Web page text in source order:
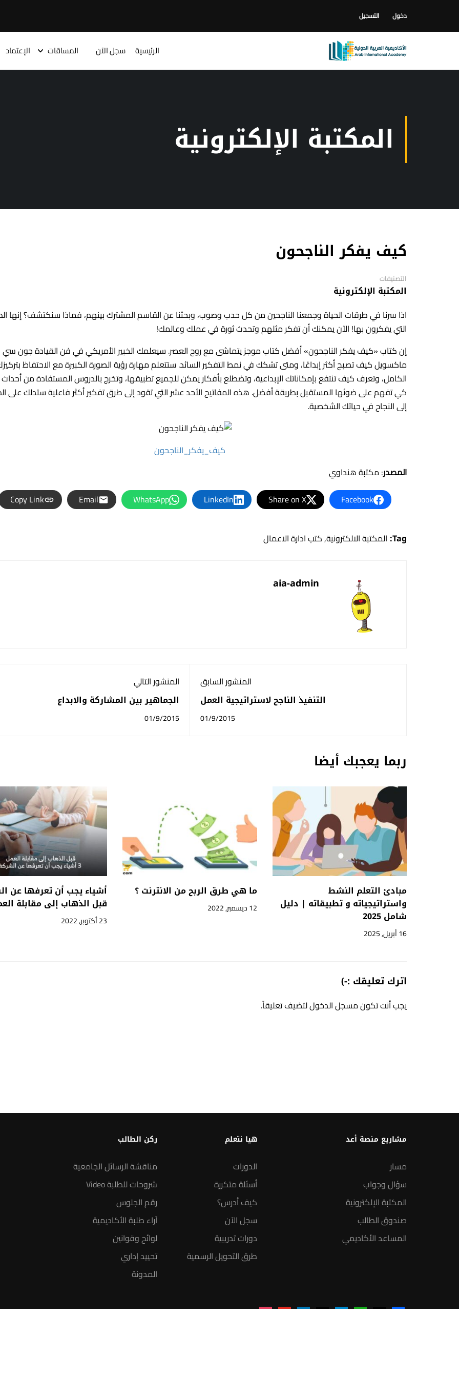
دخول التسجيل
الرئيسية سجل الآن المساقات الإعتماد
المكتبة الإلكترونية
كيف يفكر الناجحون
التصنيفات
المكتبة الإلكترونية
اذا سرنا في طرقات الحياة وجمعنا الناجحين من كل حدب وصوب، وبحثنا عن القاسم المشترك بينهم، فماذا سنكتشف؟ إنها
التي يفكرون بها! الآن يمكنك أن تفكر مثلهم وتحدث ثورة في عملك وعالمك!
إن كتاب «كيف يفكر الناجحون» أفضل كتاب موجز يتماشى مع روح العصر. سيعلمك الخبير الأمريكي في فن القيادة جون سي
ماكسويل كيف تصبح أكثر إبداعًا، ومتى تشكك في نمط التفكير السائد. ستتعلم مهارة رؤية الصورة الكبيرة مع الاحتفاظ
الكامل، وتعرف كيف تنتفع بإمكاناتك الإبداعية، وتضطلع بأفكار يمكن للجميع تطبيقها، وتخرج بالدروس المستفادة من
كي تفهم على ضوئها المستقبل بطريقة أفضل. هذه المفاتيح الأحد عشر التي تقود إلى طرق تفكير أكثر فاعلية ستدلك على
إلى النجاح في حياتك الشخصية.
كيف_يفكر_الناجحون
المصدر: مكتبة هنداوي
Facebook
Share on X
LinkedIn
WhatsApp
Email
Copy Link
Tag: المكتبة الالكترونية,كتب ادارة الاعمال
aia-admin
المنشور السابق
التنفيذ الناجح لاستراتيجية العمل
01/9/2015
المنشور التالي
الجماهير بين المشاركة والابداع
01/9/2015
ربما يعجبك أيضا
مبادئ التعلم النشط
واستراتيجياته و تطبيقاته | دليل
شامل 2025
16 أبريل, 2025
ما هي طرق الربح من الانترنت ؟
12 ديسمبر, 2022
أشياء يجب أن تعرفها عن
قبل الذهاب إلى مقابلة
23 أكتوبر, 2022
اترك تعليقك :-)
يجب أنت تكونمسجل الدخوللتضيف تعليقاً.
مشاريع منصة أعد
مسار
سؤال وجواب
المكتبة الإلكترونية
صندوق الطالب
المساعد الأكاديمي
هيا نتعلم
الدورات
أسئلة متكررة
كيف أدرس؟
سجل الآن
دورات تدريبية
طرق التحويل الرسمية
ركن الطالب
مناقشة الرسائل الجامعية
شروحات للطلبة Video
رقم الجلوس
آراء طلبة الأكاديمية
لوائح وقوانين
تحييد إداري
المدونة
facebook-
x
udemy
telegram
tiktok
linkedin
youtube
instagram